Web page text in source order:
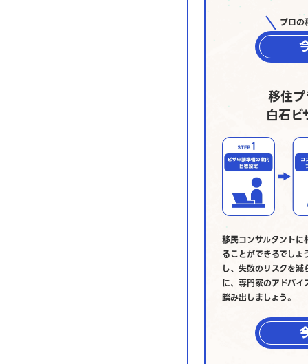
プロの
移住
白石
移民コンサルタントに
ることができるでし
し、失敗のリスクを
に、専門家のアドバ
踏み出しましょう。